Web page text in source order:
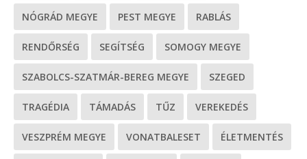
NÓGRÁD MEGYE PEST MEGYE RABLÁS
RENDŐRSÉG SEGÍTSÉG SOMOGY MEGYE
SZABOLCS-SZATMÁR-BEREG MEGYE SZEGED
TRAGÉDIA TÁMADÁS TŰZ VEREKEDÉS
VESZPRÉM MEGYE VONATBALESET ÉLETMENTÉS